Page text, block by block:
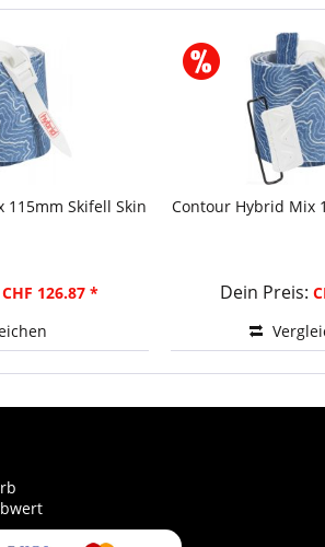
Skifell Skin
CHF 126.87 *
Contour Hybrid Mix
Dein Preis: